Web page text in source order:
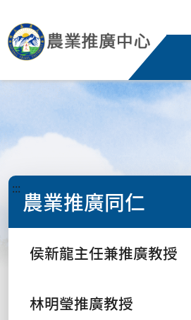
::: 農業推廣同仁
侯新龍主任兼推廣教授
林明瑩推廣教授